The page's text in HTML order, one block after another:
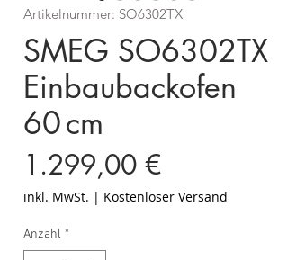
Artikelnummer: SO6302TX
SMEG SO6302TX
Einbaubackofen
60 cm
1.299,00 €Preis
inkl. MwSt. | Kostenloser Versand
Anzahl *